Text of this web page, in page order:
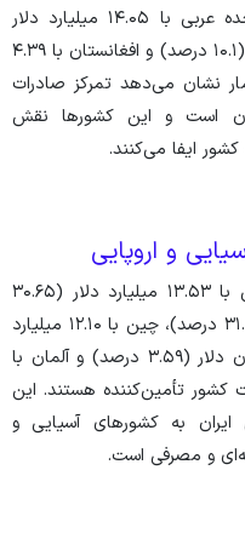
میلیارد دلار (۱۵.۶ درصد)، امارات متحده عربی با ۱۴.۰۵ میلیارد دلار
(۱۲.۲ درصد)، ترکیه با ۱۱.۶۰ میلیارد دلار (۱۰.۱ درصد) و افغانستان با ۴.۳۹
این آمار نشان می‌دهد تمرکز صادرات
است و این کشور‌ها نقش
ایفا می‌کنند.
و اروپایی
در حوزه واردات نیز امارات متحده عربی با ۱۳.۵۳ میلیارد دلار (۳۰.۶۵
درصد)، ترکیه با ۱۵.۸۸ میلیارد دلار (۳۱.۰۴ درصد)، چین با ۱۲.۱۰ میلیارد
دلار (۲۷.۴۲ درصد)، هند با ۸۲۸ میلیون دلار (۳.۵۹ درصد) و آلمان با
درصد) از واردات کشور تأمین‌کننده هستند. این
ایران به کشور‌های آسیایی و
و مصرفی است.